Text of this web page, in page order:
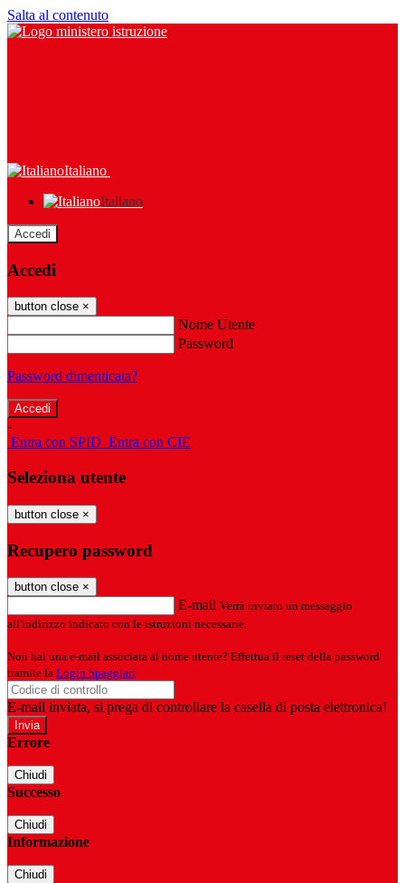
Salta al contenuto
Italiano
Italiano
Accedi
Accedi
button close ×
Nome Utente
Password
Password dimenticata?
-
Entra con SPID Entra con CIE
Seleziona utente
button close ×
Recupero password
button close ×
E-mail Verrà inviato un messaggio
all'indirizzo indicato con le istruzioni necessarie.
Non hai una e-mail associata al nome utente? Effettua il reset della password
tramite la Login Spaggiari
E-mail inviata, si prega di controllare la casella di posta elettronica!
Errore
Chiudi
Successo
Chiudi
Informazione
Chiudi